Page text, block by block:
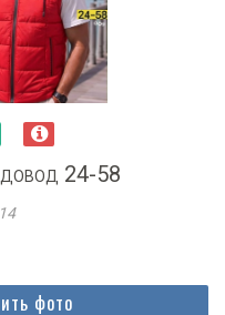
24-58
фото